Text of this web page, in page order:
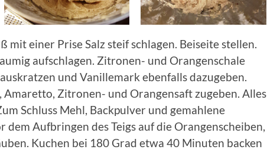
mit einer Prise Salz steif schlagen. Beiseite stellen.
aufschlagen. Zitronen- und Orangenschale
und Vanillemark ebenfalls dazugeben.
Amaretto, Zitronen- und Orangensaft zugeben. Alles
Schluss Mehl, Backpulver und gemahlene
dem Aufbringen des Teigs auf die Orangenscheiben,
Kuchen bei 180 Grad etwa 40 Minuten backen